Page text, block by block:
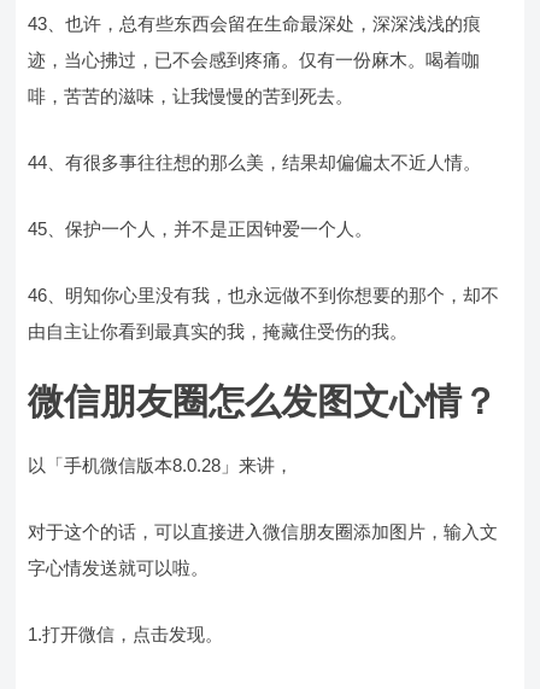
43、也许，总有些东西会留在生命最深处，深深浅浅的痕
迹，当心拂过，已不会感到疼痛。仅有一份麻木。喝着咖
啡，苦苦的滋味，让我慢慢的苦到死去。
44、有很多事往往想的那么美，结果却偏偏太不近人情。
45、保护一个人，并不是正因钟爱一个人。
46、明知你心里没有我，也永远做不到你想要的那个，却不
由自主让你看到最真实的我，掩藏住受伤的我。
微信朋友圈怎么发图文心情？
以「手机微信版本8.0.28」来讲，
对于这个的话，可以直接进入微信朋友圈添加图片，输入文
字心情发送就可以啦。
1.打开微信，点击发现。